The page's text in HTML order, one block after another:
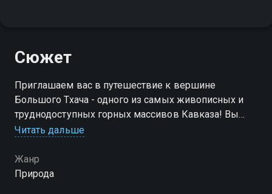
Сюжет
Приглашаем вас в путешествие к вершине
Большого Тхача - одного из самых живописных и
труднодоступных горных массивов Кавказа! Вы
сможете насладиться видами величественных
водопадов
Читать дальше
Жанр
Природа